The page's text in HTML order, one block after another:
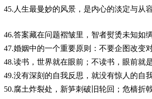
45.人生最曼妙的风景，是内心的淡定与从容
46.答案藏在问题褶皱里，智者熨烫未知如绸
47.婚姻中的一个重要原则：不要企图改变对
48.读书，世界就在眼前；不读书，眼前就是
49.没有深刻的自我反思，就没有惊人的自我
50.腐土炸裂处，新笋刺破旧轮回；危樯折